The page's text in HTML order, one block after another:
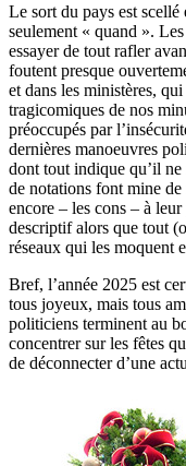
Le sort du pays est
seulement « quand ».
essayer de tout rafler
foutent presque
et dans les ministères,
tragicomiques de nos
préoccupés par
dernières manoeuvres
dont tout indique qu’il
de notations font mine
encore – les cons – à
descriptif alors que tout
réseaux qui les moquent
Bref, l’année 2025 est
tous joyeux, mais tous
politiciens terminent au
concentrer sur les fêtes
de déconnecter d’une